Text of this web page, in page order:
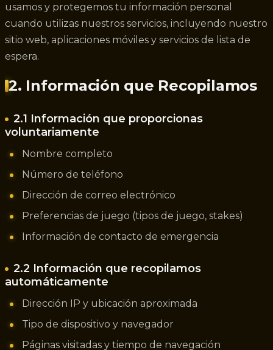
usamos y protegemos tu información personal
cuando utilizas nuestros servicios, incluyendo nuestro
sitio web, aplicaciones móviles y servicios de lista de
espera.
2. Información que Recopilamos
2.1 Información que proporcionas
voluntariamente
Nombre completo
Número de teléfono
Dirección de correo electrónico
Preferencias de juego (tipos de juego, stakes)
Información de contacto de emergencia
2.2 Información que recopilamos
automáticamente
Dirección IP y ubicación aproximada
Tipo de dispositivo y navegador
Páginas visitadas y tiempo de navegación